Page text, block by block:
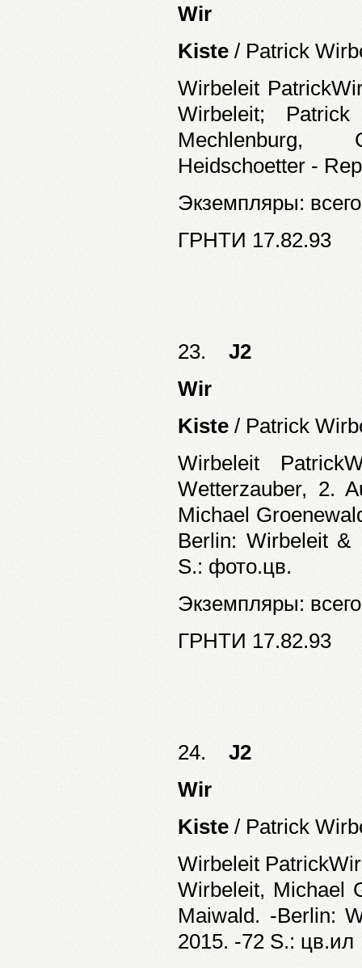
Wir
Kiste / Patrick
Wirbeleit
Wirbeleit;
Mechlenburg,
Heidschoetter -
Экземпляры:
ГРНТИ 17.82.93
23. J2
Wir
Kiste / Patrick
Wirbeleit
Wetterzauber, 2.
Michael
Berlin: Wirbeleit &
S.: фото.цв.
Экземпляры:
ГРНТИ 17.82.93
24. J2
Wir
Kiste / Patrick
Wirbeleit
Wirbeleit, Michael
Maiwald. -Berlin:
2015. -72 S.: цв.ил